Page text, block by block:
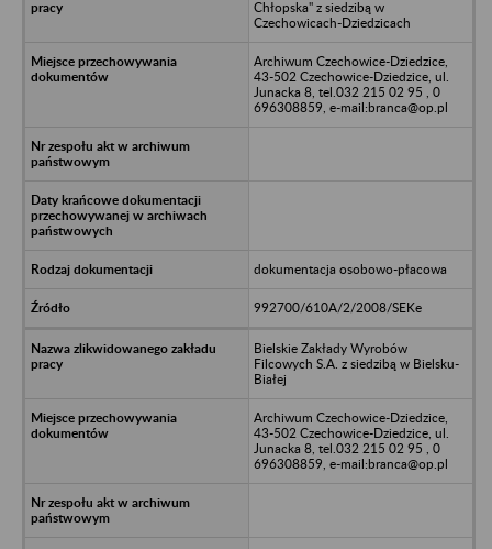
Chłopska" z siedzibą w
Czechowicach-Dziedzicach
Archiwum Czechowice-Dziedzice,
43-502 Czechowice-Dziedzice, ul.
Junacka 8, tel.032 215 02 95 , 0
696308859, e-mail:branca@op.pl
dokumentacja osobowo-płacowa
992700/610A/2/2008/SEKe
Bielskie Zakłady Wyrobów
Filcowych S.A. z siedzibą w Bielsku-
Białej
Archiwum Czechowice-Dziedzice,
43-502 Czechowice-Dziedzice, ul.
Junacka 8, tel.032 215 02 95 , 0
696308859, e-mail:branca@op.pl